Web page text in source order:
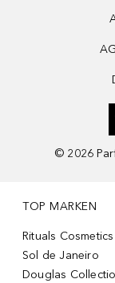
© 2026
TOP MARKEN
Rituals Cosmetics
Sol de Janeiro
Douglas